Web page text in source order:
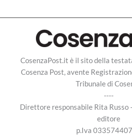
CosenzaPost.it è il sito della
Cosenza Post, avente
Tribunale di
----
Direttore responsabile Rita Russo
editore
p.Iva